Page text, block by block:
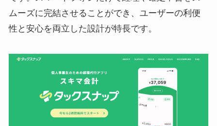
ムーズに完結させることができ、ユーザーの利便
性と安心を両立した設計が特長です。